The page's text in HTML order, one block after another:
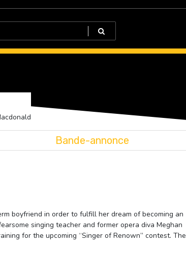
Bande-annonce
boyfriend in order to fulfill her dream of becoming an
singing teacher and former opera diva Meghan
for the upcoming “Singer of Renown” contest. The